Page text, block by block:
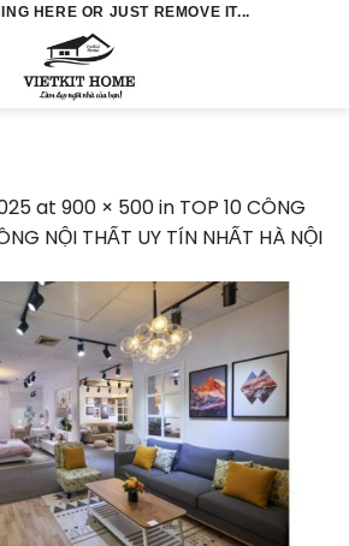
HERE OR JUST REMOVE IT...
at 900 × 500in TOP 10 CÔNG
NỘI THẤT UY TÍN NHẤT HÀ NỘI